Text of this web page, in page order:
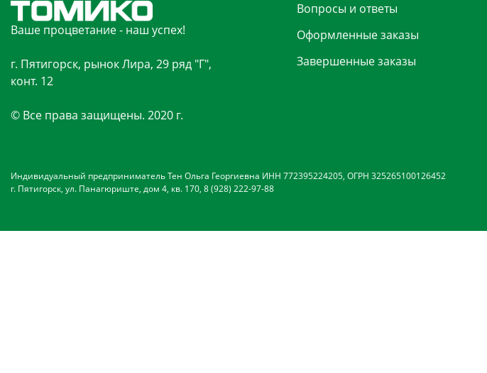
Ваше процветание - наш успех!
г. Пятигорск, рынок Лира, 29 ряд "Г",
конт. 12
© Все права защищены. 2020 г.
Вопросы и ответы
Оформленные заказы
Завершенные заказы
Индивидуальный предприниматель Тен Ольга Георгиевна ИНН 772395224205, ОГРН 325265100126452
г. Пятигорск, ул. Панагюриште, дом 4, кв. 170, 8 (928) 222-97-88